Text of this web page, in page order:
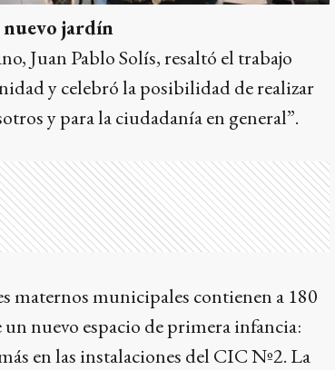
jardín
Juan Pablo Solís, resaltó el trabajo
y celebró la posibilidad de realizar
y para la ciudadanía en general”.
maternos municipales contienen a 180
nuevo espacio de primera infancia:
en las instalaciones del CIC Nº2. La